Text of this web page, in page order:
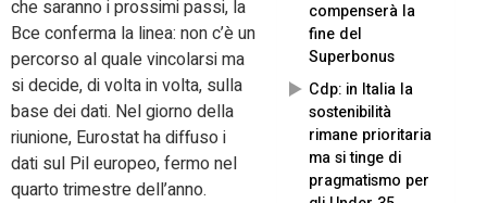
compenserà la
fine del
Superbonus
Cdp: in Italia la
sostenibilità
rimane prioritaria
ma si tinge di
pragmatismo per
che saranno i prossimi passi, la
Bce conferma la linea: non c’è un
percorso al quale vincolarsi ma
si decide, di volta in volta, sulla
base dei dati. Nel giorno della
riunione, Eurostat ha diffuso i
dati sul Pil europeo, fermo nel
quarto trimestre dell’anno.